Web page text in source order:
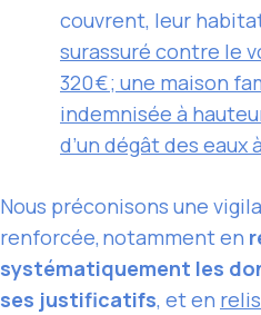
couvrent, leur
surassuré contre le
320 € ; une maison
indemnisée à
d’un dégât des eaux
Nous préconisons une
renforcée, notamment en
systématiquement les
ses justificatifs, et en